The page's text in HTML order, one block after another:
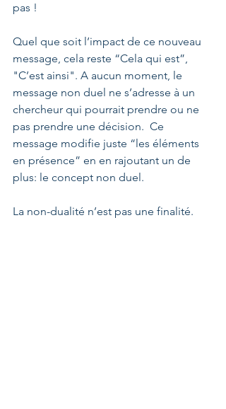
pas !
Quel que soit l’impact de ce nouveau
message, cela reste “Cela qui est”,
"C’est ainsi". A aucun moment, le
message non duel ne s’adresse à un
chercheur qui pourrait prendre ou ne
pas prendre une décision.  Ce
message modifie juste “les éléments
en présence” en en rajoutant un de
plus: le concept non duel.
La non-dualité n’est pas une finalité.